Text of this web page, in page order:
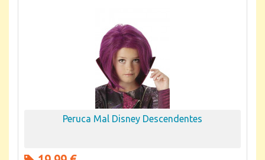
Peruca Mal Disney Descendentes